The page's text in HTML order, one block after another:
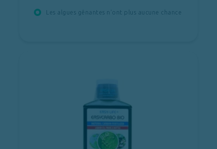
Les algues gênantes n'ont plus aucune chance